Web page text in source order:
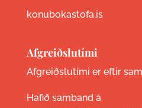
konubokastofa.is
Afgreiðslutími
Afgreiðslutími er eftir
Hafið samband á